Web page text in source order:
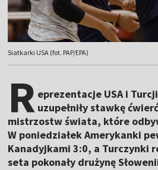
Siatkarki USA (fot. PAP/EPA)
R eprezentacje USA i
uzupełniły stawkę
mistrzostw świata, które
W poniedziałek Amerykanki
Kanadyjkami 3:0, a Turczynki
seta pokonały drużynę